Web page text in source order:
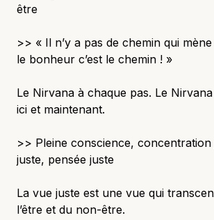
être
>> « Il n’y a pas de chemin qui
le bonheur c’est le chemin ! »
Le Nirvana à chaque pas. Le
ici et maintenant.
>> Pleine conscience,
juste, pensée juste
La vue juste est une vue qui
l’être et du non-être.